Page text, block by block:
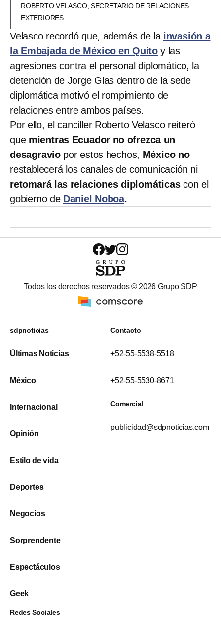
ROBERTO VELASCO, SECRETARIO DE RELACIONES
EXTERIORES
Velasco recordó que, además de la invasión a
la Embajada de México en Quito y las
agresiones contra el personal diplomático, la
detención de Jorge Glas dentro de la sede
diplomática motivó el rompimiento de
relaciones entre ambos países.
Por ello, el canciller Roberto Velasco reiteró
que mientras Ecuador no ofrezca un
desagravio por estos hechos, México no
restablecerá los canales de comunicación ni
retomará las relaciones diplomáticascon el
gobierno de Daniel Noboa.
Todos los derechos reservados © 2026 Grupo SDP
sdpnoticias
Últimas Noticias
México
Internacional
Opinión
Estilo de vida
Deportes
Negocios
Sorprendente
Espectáculos
Geek
Contacto
+52-55-5538-5518
+52-55-5530-8671
Comercial
publicidad@sdpnoticias.com
Redes Sociales